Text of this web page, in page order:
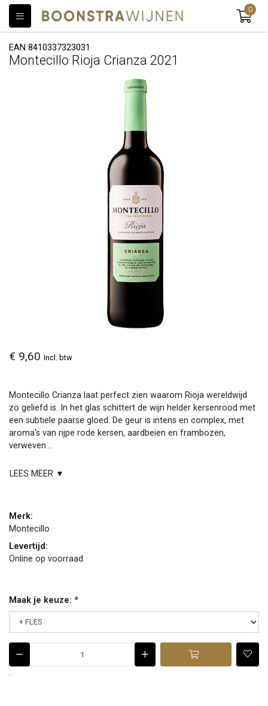
0
EAN 8410337323031
Montecillo Rioja Crianza 2021
€ 9,60 Incl. btw
Montecillo Crianza laat perfect zien waarom Rioja wereldwijd
zo geliefd is. In het glas schittert de wijn helder kersenrood met
een subtiele paarse gloed. De geur is intens en complex, met
aroma's van rijpe rode kersen, aardbeien en frambozen,
verweven...
LEES MEER ▼
Merk:
Montecillo
Levertijd:
Online op voorraad
Maak je keuze: *
.